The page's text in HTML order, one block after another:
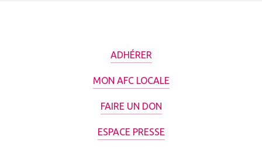
ADHÉRER
MON AFC LOCALE
FAIRE UN DON
ESPACE PRESSE